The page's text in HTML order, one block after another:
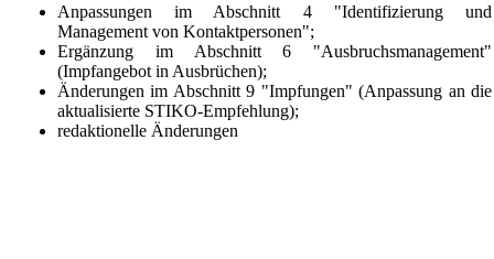
Anpassungen im Abschnitt 4 "Identifizierung und
Management von Kontaktpersonen";
Ergänzung im Abschnitt 6 "Ausbruchsmanagement"
(Impfangebot in Ausbrüchen);
Änderungen im Abschnitt 9 "Impfungen" (Anpassung an die
aktualisierte STIKO-Empfehlung);
redaktionelle Änderungen